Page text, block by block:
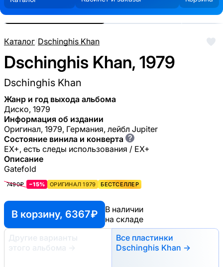
Каталог/Dschinghis Khan
Dschinghis Khan, 1979
Dschinghis Khan
Жанр и год выхода альбома
Диско, 1979
Информация об издании
Оригинал, 1979, Германия, лейбл Jupiter
Состояние винила и конверта ?
EX+, есть следы использования / EX+
Описание
Gatefold
7490₽ −15% ОРИГИНАЛ 1979 БЕСТСЕЛЛЕР
В корзину, 6367 ₽
В наличии
на складе
Другие варианты
этого альбома
→
Все пластинки
Dschinghis Khan →
Реальные фото пластинки.
Нажмите, чтобы увеличить